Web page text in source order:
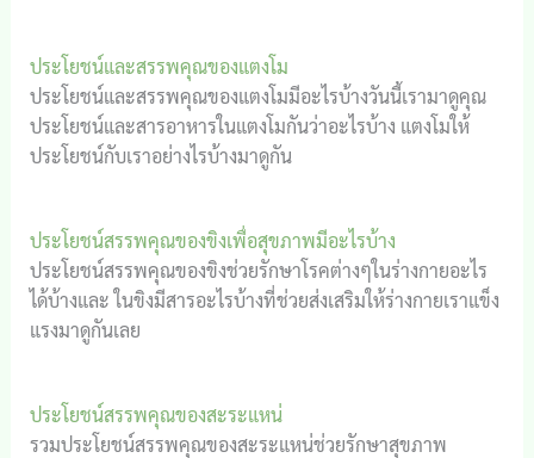
ประโยชน์และสรรพคุณของแตงโม
ประโยชน์และสรรพคุณของแตงโมมีอะไรบ้างวันนี้เรามาดูคุณ
ประโยชน์และสารอาหารในแตงโมกันว่าอะไรบ้าง แตงโมให้
ประโยชน์กับเราอย่างไรบ้างมาดูกัน
ประโยชน์สรรพคุณของขิงเพื่อสุขภาพมีอะไรบ้าง
ประโยชน์สรรพคุณของขิงช่วยรักษาโรคต่างๆในร่างกายอะไร
ได้บ้างและ ในขิงมีสารอะไรบ้างที่ช่วยส่งเสริมให้ร่างกายเราแข็ง
แรงมาดูกันเลย
ประโยชน์สรรพคุณของสะระแหน่
รวมประโยชน์สรรพคุณของสะระแหน่ช่วยรักษาสุขภาพ